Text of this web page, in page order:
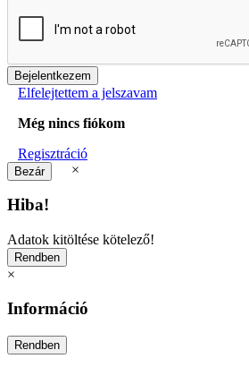
Elfelejtettem a jelszavam
Még nincs fiókom
Regisztráció
×
Hiba!
Adatok kitöltése kötelező!
×
Információ